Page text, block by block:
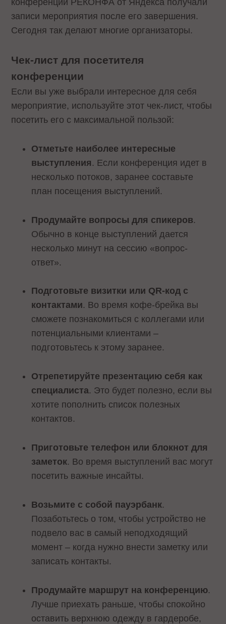
конференции РЕКОНФА от Яндекса получали
записи мероприятия после его завершения.
Сегодня так делают многие организаторы.
Чек-лист для посетителя
конференции
Если вы уже выбрали интересное для себя
мероприятие, используйте этот чек-лист, чтобы
посетить его с максимальной пользой:
Отметьте наиболее интересные
выступления . Если конференция идет в
несколько потоков, заранее составьте
план посещения выступлений.
Продумайте вопросы для спикеров.
Обычно в конце выступлений дается
несколько минут на сессию «вопрос-
ответ».
Подготовьте визитки или QR-код с
контактами. Во время кофе-брейка вы
сможете познакомиться с коллегами или
потенциальными клиентами –
подготовьтесь к этому заранее.
Отрепетируйте презентацию себя как
специалиста. Это будет полезно, если вы
хотите пополнить список полезных
контактов.
Приготовьте телефон или блокнот для
заметок. Во время выступлений вас могут
посетить важные инсайты.
Возьмите с собой пауэрбанк.
Позаботьтесь о том, чтобы устройство не
подвело вас в самый неподходящий
момент – когда нужно внести заметку или
записать контакты.
Продумайте маршрут на конференцию.
Лучше приехать раньше, чтобы спокойно
оставить верхнюю одежду в гардеробе,